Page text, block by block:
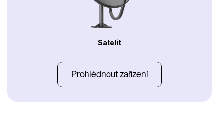
Satelit
Prohlédnout zařízení